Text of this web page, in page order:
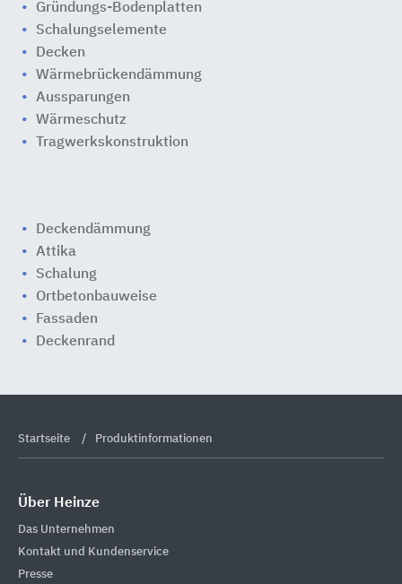
Gründungs-Bodenplatten
Schalungselemente
Decken
Wärmebrückendämmung
Aussparungen
Wärmeschutz
Tragwerkskonstruktion
Deckendämmung
Attika
Schalung
Ortbetonbauweise
Fassaden
Deckenrand
Startseite Produktinformationen
Über Heinze
Das Unternehmen
Kontakt und Kundenservice
Presse